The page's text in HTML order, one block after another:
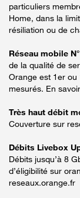
particuliers
Home, dans la
résiliation ou de
Réseau mobile
de la qualité de
Orange est 1er
mesurés. En
Très haut débit
Couverture sur
Débits Livebox
Débits jusqu’à 8
d’éligibilité sur
reseaux.orange.fr